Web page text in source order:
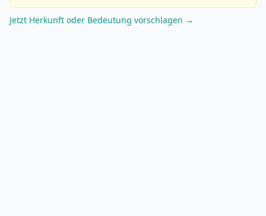
Jetzt Herkunft oder Bedeutung vorschlagen →